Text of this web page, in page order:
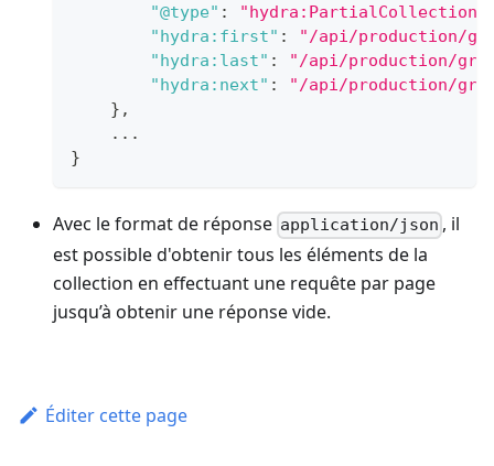
"@type" :
"hydra:first" :
"/api/production/
"hydra:last" :
"/api/production/
"hydra:next" :
"/api/production/
} ,
    ...
}
Avec le format de réponse application/json , il
est possible d'obtenir tous les éléments de la
collection en effectuant une requête par page
jusqu’à obtenir une réponse vide.
Éditer cette page